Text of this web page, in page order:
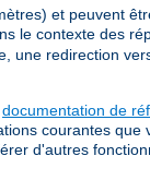
et peuvent
le contexte des
une redirection
documentation de
courantes
d'autres